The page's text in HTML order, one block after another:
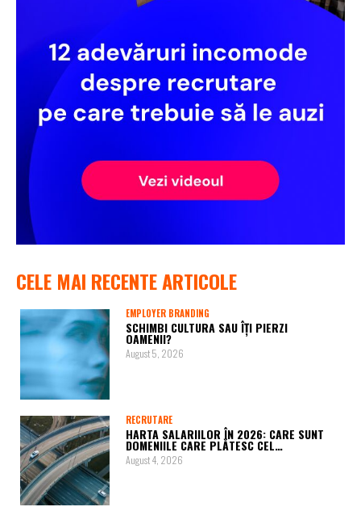
CELE MAI RECENTE ARTICOLE
EMPLOYER BRANDING
SCHIMBI CULTURA SAU ÎȚI PIERZI
OAMENII?
August 5, 2026
RECRUTARE
HARTA SALARIILOR ÎN 2026: CARE SUNT
DOMENIILE CARE PLĂTESC CEL…
August 4, 2026